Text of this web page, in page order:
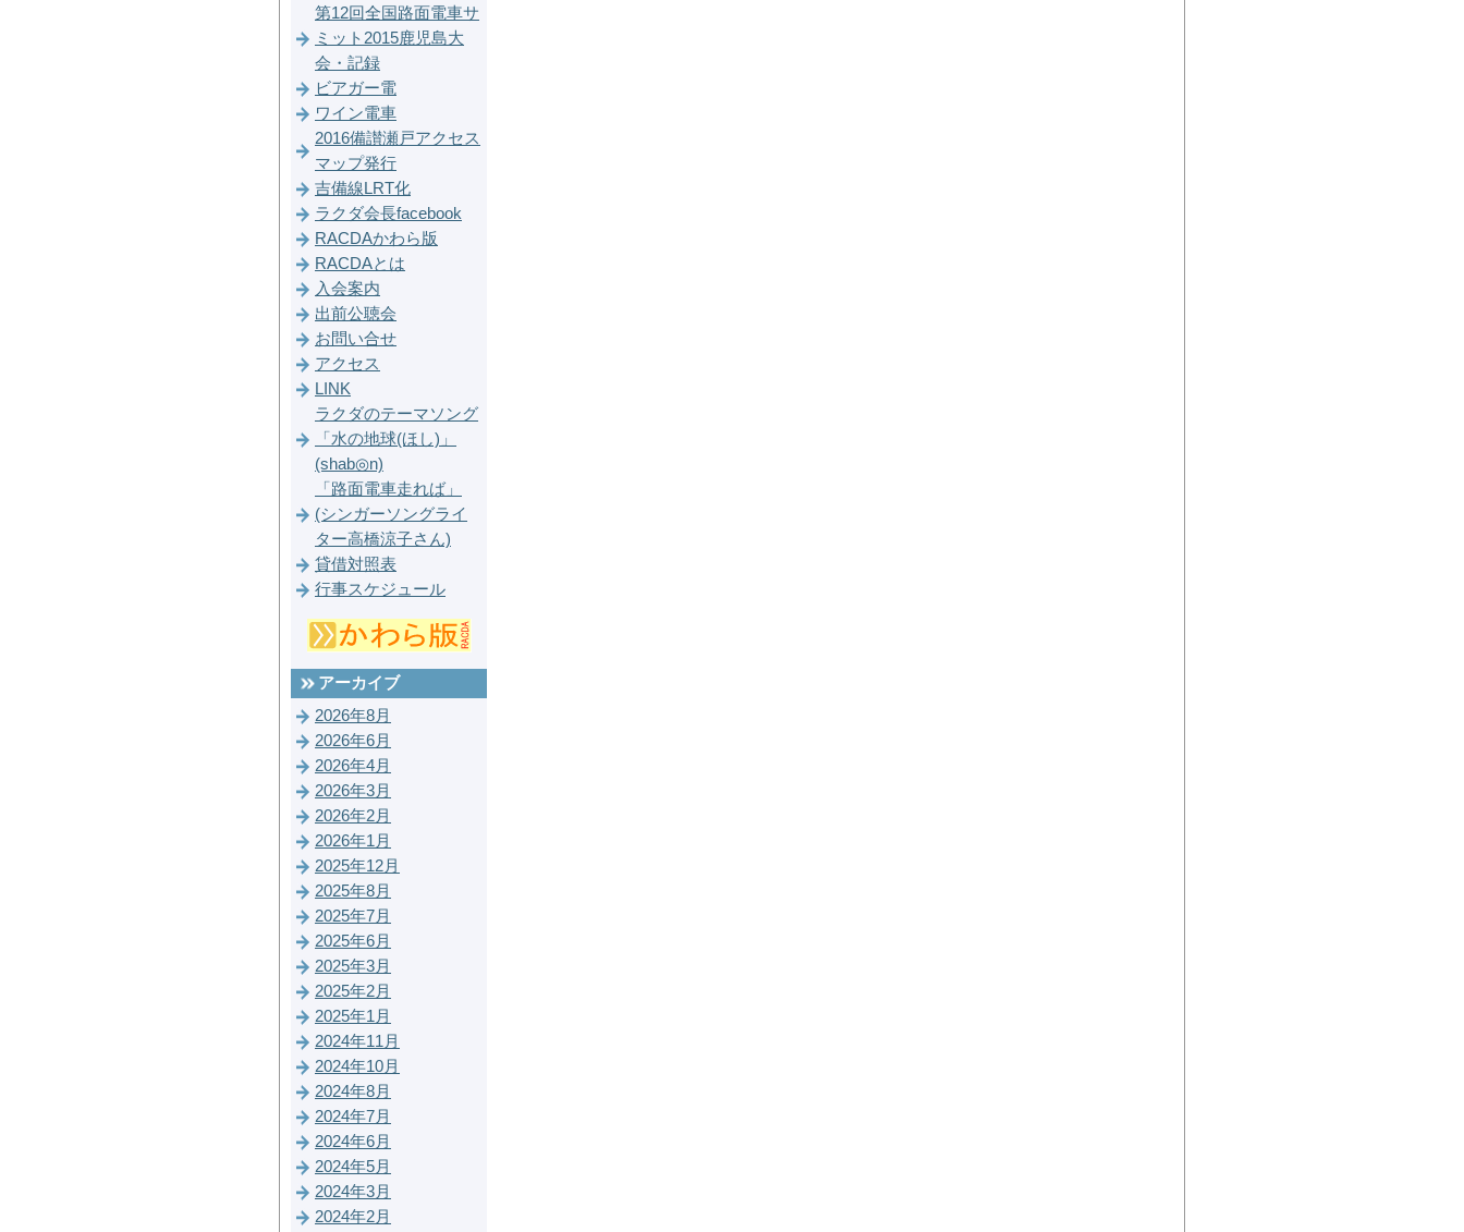
第12回全国路面電車サ
ミット2015鹿児島大
会・記録
ビアガー電
ワイン電車
2016備讃瀬戸アクセス
マップ発行
吉備線LRT化
ラクダ会長facebook
RACDAかわら版
RACDAとは
入会案内
出前公聴会
お問い合せ
アクセス
LINK
ラクダのテーマソング
「水の地球(ほし)」
(shab◎n)
「路面電車走れば」
(シンガーソングライ
ター高橋涼子さん)
貸借対照表
行事スケジュール
アーカイブ
2026年8月
2026年6月
2026年4月
2026年3月
2026年2月
2026年1月
2025年12月
2025年8月
2025年7月
2025年6月
2025年3月
2025年2月
2025年1月
2024年11月
2024年10月
2024年8月
2024年7月
2024年6月
2024年5月
2024年3月
2024年2月